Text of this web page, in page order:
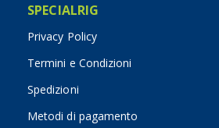
SPECIALRIG
Privacy Policy
Termini e Condizioni
Spedizioni
Metodi di pagamento